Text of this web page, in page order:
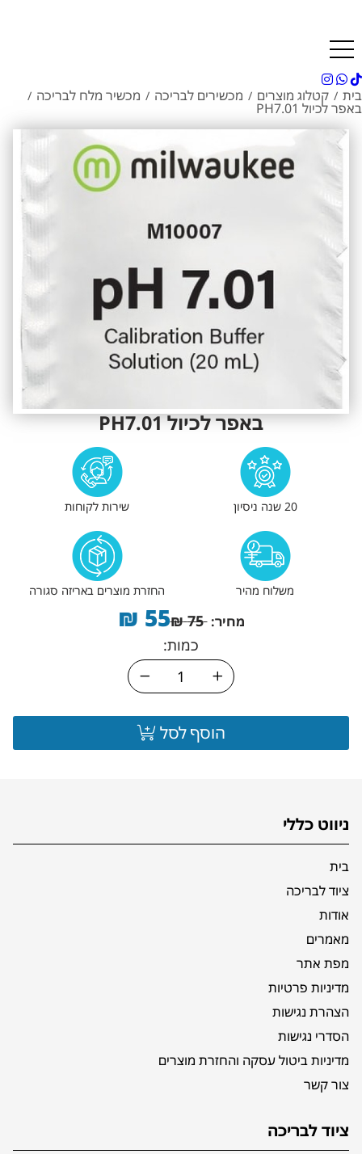
בית / קטלוג מוצרים / מכשירים לבריכה / מכשיר מלח לבריכה /
באפר לכיול PH7.01
באפר לכיול PH7.01
20 שנה ניסיון שירות לקוחות
משלוח מהיר החזרת מוצרים באריזה סגורה
מחיר: 75
₪
55
₪
כמות:
הוסף לסל
ניווט כללי
בית
ציוד לבריכה
אודות
מאמרים
מפת אתר
מדיניות פרטיות
הצהרת נגישות
הסדרי נגישות
מדיניות ביטול עסקה והחזרת מוצרים
צור קשר
ציוד לבריכה